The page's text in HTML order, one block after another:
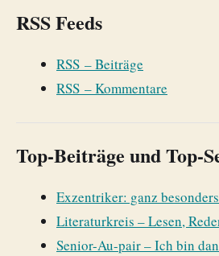
RSS Feeds
RSS – Beiträge
RSS – Kommentare
Top-Beiträge und Top-
Exzentriker: ganz
Literaturkreis – Lesen,
Senior-Au-pair – Ich bin